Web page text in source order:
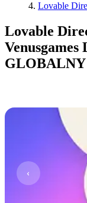
Lovable
Lovable
GLOBALNY